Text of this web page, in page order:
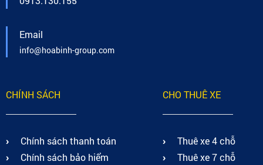
Email
info@hoabinh-group.com
CHÍNH SÁCH
Chính sách thanh toán
Chính sách bảo hiểm
CHO THUÊ XE
Thuê xe 4 chỗ
Thuê xe 7 chỗ